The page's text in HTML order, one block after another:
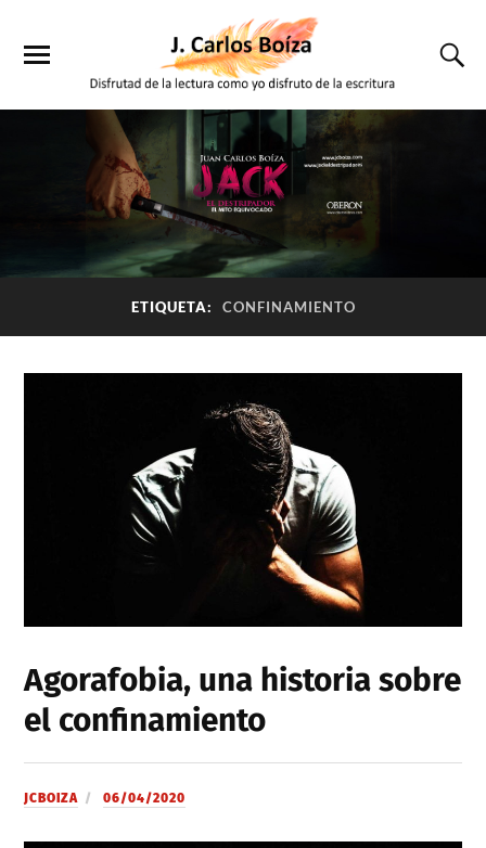
ETIQUETA: CONFINAMIENTO
Agorafobia, una historia sobre
el confinamiento
JCBOIZA 06/04/2020